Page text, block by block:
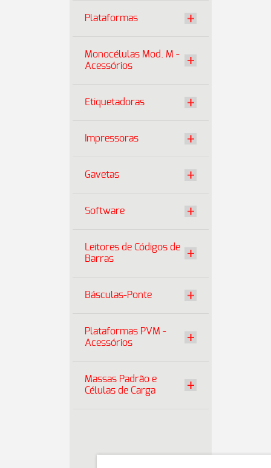
Plataformas
Monocélulas Mod. M -
Acessórios
Etiquetadoras
Impressoras
Gavetas
Software
Leitores de Códigos de
Barras
Básculas-Ponte
Plataformas PVM -
Acessórios
Massas Padrão e
Células de Carga